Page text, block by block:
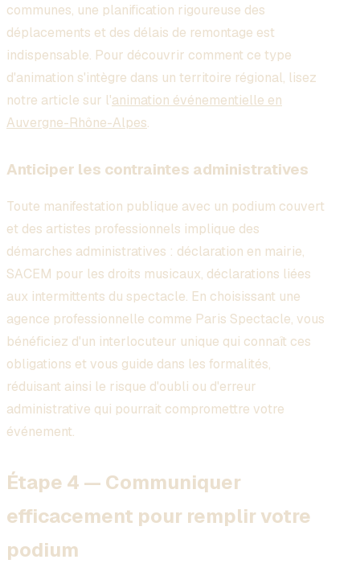
communes, une planification rigoureuse des
déplacements et des délais de remontage est
indispensable. Pour découvrir comment ce type
d'animation s'intègre dans un territoire régional, lisez
notre article sur l'animation événementielle en
Auvergne-Rhône-Alpes.
Anticiper les contraintes administratives
Toute manifestation publique avec un podium couvert
et des artistes professionnels implique des
démarches administratives : déclaration en mairie,
SACEM pour les droits musicaux, déclarations liées
aux intermittents du spectacle. En choisissant une
agence professionnelle comme Paris Spectacle, vous
bénéficiez d'un interlocuteur unique qui connaît ces
obligations et vous guide dans les formalités,
réduisant ainsi le risque d'oubli ou d'erreur
administrative qui pourrait compromettre votre
événement.
Étape 4 — Communiquer
efficacement pour remplir votre
podium